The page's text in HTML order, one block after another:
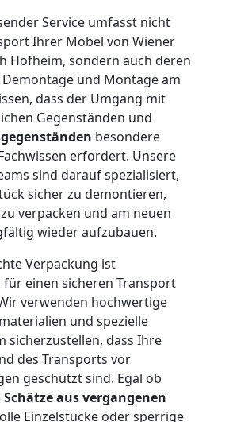
Service umfasst nicht
Ihrer Möbel von Wiener
Hofheim, sondern auch deren
und Montage am
dass der Umgang mit
Gegenständen und
besondere
erfordert. Unsere
sind darauf spezialisiert,
sicher zu demontieren,
verpacken und am neuen
wieder aufzubauen.
Verpackung ist
für einen sicheren Transport
verwenden hochwertige
und spezielle
sicherzustellen, dass Ihre
des Transports vor
geschützt sind. Egal ob
Schätze aus vergangenen
Einzelstücke oder sperrige